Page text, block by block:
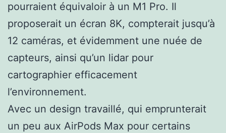
pourraient équivaloir à un M1 Pro. Il
proposerait un écran 8K, compterait jusqu’à
12 caméras, et évidemment une nuée de
capteurs, ainsi qu’un lidar pour
cartographier efficacement
l’environnement.
Avec un design travaillé, qui emprunterait
un peu aux AirPods Max pour certains